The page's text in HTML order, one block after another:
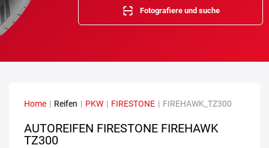
Fotografiere und suche
Home | Reifen | PKW | FIRESTONE | FIREHAWK_TZ300
AUTOREIFEN FIRESTONE FIREHAWK
TZ300